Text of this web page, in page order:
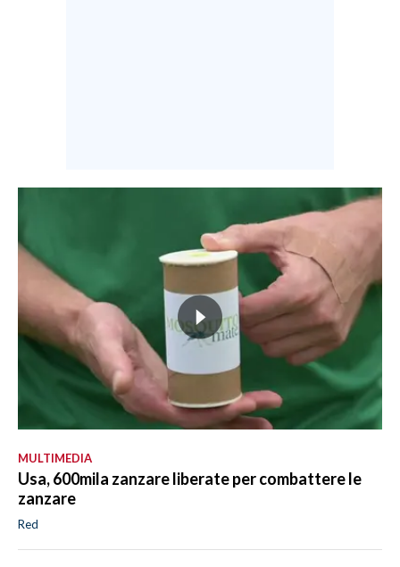
MULTIMEDIA
Usa, 600mila zanzare liberate per combattere le
zanzare
Red